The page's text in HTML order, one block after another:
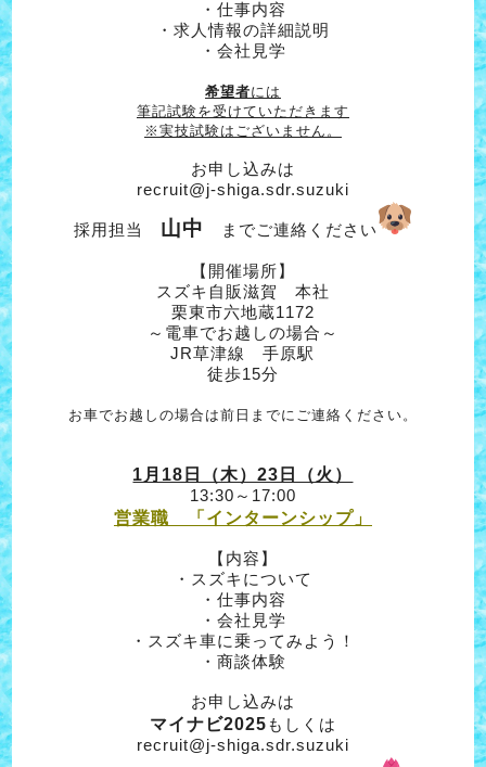
・仕事内容
・求人情報の詳細説明
・会社見学
希望者には
筆記試験を受けていただきます
※実技試験はございません。
お申し込みは
recruit@j-shiga.sdr.suzuki
採用担当 山中 までご連絡ください
【開催場所】
スズキ自販滋賀 本社
栗東市六地蔵1172
～電車でお越しの場合～
JR草津線 手原駅
徒歩15分
お車でお越しの場合は前日までにご連絡ください。
1月18日（木）23日（火）
13:30～17:00
営業職 「インターンシップ」
【内容】
・スズキについて
・仕事内容
・会社見学
・スズキ車に乗ってみよう！
・商談体験
お申し込みは
マイナビ2025 もしくは
recruit@j-shiga.sdr.suzuki